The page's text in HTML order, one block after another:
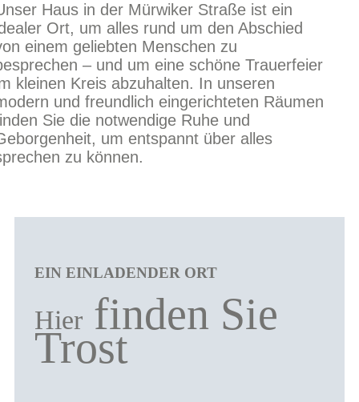
Haus in der Mürwiker Straße ist ein
Ort, um alles rund um den Abschied
einem geliebten Menschen zu
– und um eine schöne Trauerfeier
kleinen Kreis abzuhalten. In unseren
und freundlich eingerichteten Räumen
Sie die notwendige Ruhe und
um entspannt über alles
zu können.
EIN EINLADENDER ORT
Hier finden Sie
Trost